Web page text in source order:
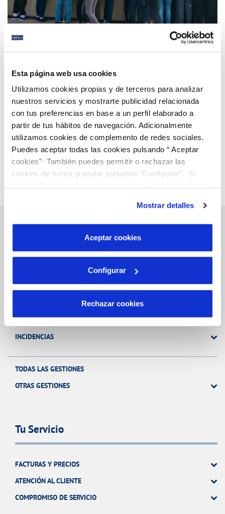
Esta página web usa cookies
Utilizamos cookies propias y de terceros para analizar
nuestros servicios y mostrarte publicidad relacionada
con tus preferencias en base a un perfil elaborado a
partir de tus hábitos de navegación. Adicionalmente
utilizamos cookies de complemento de redes sociales.
Puedes aceptar todas las cookies pulsando “ Aceptar
cookies”· También puedes permitir o rechazar las
cookies de forma granular pulsando “Configurar”. Si
son indispensables para que el sitio web funcione y que
por tanto no se pueden desactivar. Puedes consultar
más información en nuestraPolítica de Cookies
Mostrar detalles
Aceptar cookies
Configurar
Rechazar cookies
Éxito de participación en Andalucía en los torneos
Aquae como expertos temáticos
Página 111 de 112
Anterior Siguiente
Gestiones Online
FACTURAS, PAGOS Y CONSUMOS
MODIFICACIÓN DE DATOS
INCIDENCIAS
TODAS LAS GESTIONES
OTRAS GESTIONES
Tu Servicio
FACTURAS Y PRECIOS
ATENCIÓN AL CLIENTE
COMPROMISO DE SERVICIO